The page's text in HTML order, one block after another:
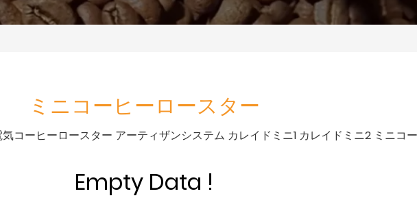
ミニコーヒーロースター
コーヒーロースター アーティザンシステム カレイドミニ1 カレイドミニ2 ミニコ
Empty Data !